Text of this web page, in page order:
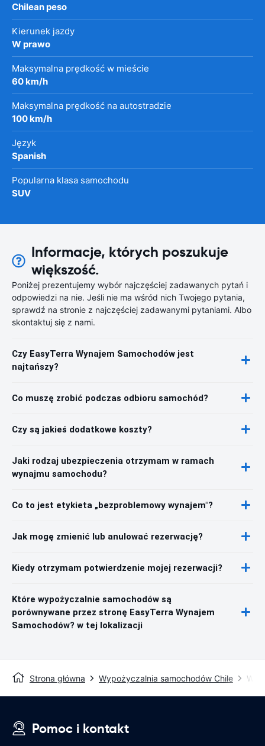
Chilean peso
Kierunek jazdy
W prawo
Maksymalna prędkość w mieście
60 km/h
Maksymalna prędkość na autostradzie
100 km/h
Język
Spanish
Popularna klasa samochodu
SUV
Informacje, których poszukuje
większość.
Poniżej prezentujemy wybór najczęściej zadawanych pytań i
odpowiedzi na nie. Jeśli nie ma wśród nich Twojego pytania,
sprawdź na stronie z najczęściej zadawanymi pytaniami. Albo
skontaktuj się z nami.
Czy EasyTerra Wynajem Samochodów jest
najtańszy?
Co muszę zrobić podczas odbioru samochód?
Czy są jakieś dodatkowe koszty?
Jaki rodzaj ubezpieczenia otrzymam w ramach
wynajmu samochodu?
Co to jest etykieta „bezproblemowy wynajem"?
Jak mogę zmienić lub anulować rezerwację?
Kiedy otrzymam potwierdzenie mojej rezerwacji?
Które wypożyczalnie samochodów są
porównywane przez stronę EasyTerra Wynajem
Samochodów? w tej lokalizacji
Strona główna Wypożyczalnia samochodów Chile
Pomoc i kontakt